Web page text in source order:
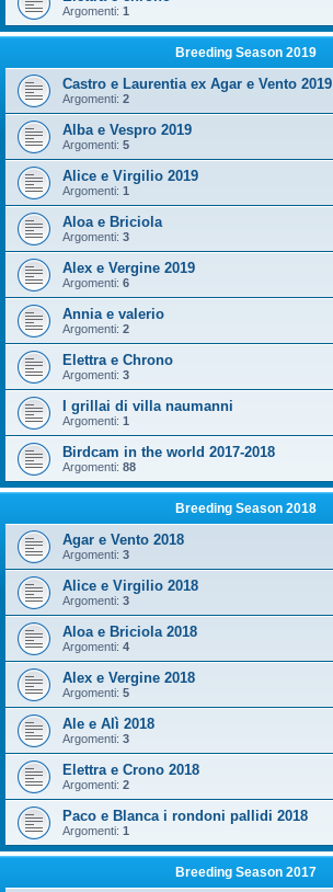
Argomenti: 1
Breeding Season 2019
Castro e Laurentia ex Agar e Vento 2019
Argomenti: 2
Alba e Vespro 2019
Argomenti: 5
Alice e Virgilio 2019
Argomenti: 1
Aloa e Briciola
Argomenti: 3
Alex e Vergine 2019
Argomenti: 6
Annia e valerio
Argomenti: 2
Elettra e Chrono
Argomenti: 3
I grillai di villa naumanni
Argomenti: 1
Birdcam in the world 2017-2018
Argomenti: 88
Breeding Season 2018
Agar e Vento 2018
Argomenti: 3
Alice e Virgilio 2018
Argomenti: 3
Aloa e Briciola 2018
Argomenti: 4
Alex e Vergine 2018
Argomenti: 5
Ale e Alì 2018
Argomenti: 3
Elettra e Crono 2018
Argomenti: 2
Paco e Blanca i rondoni pallidi 2018
Argomenti: 1
Breeding Season 2017